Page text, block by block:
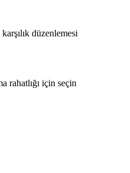
düzenlemesi
rahatlığı için seçin